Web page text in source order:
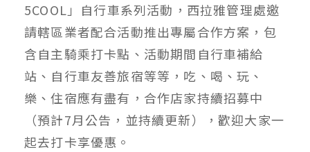
5COOL」自行車系列活動，西拉雅管理處邀
請轄區業者配合活動推出專屬合作方案，包
含自主騎乘打卡點、活動期間自行車補給
站、自行車友善旅宿等等，吃、喝、玩、
樂、住宿應有盡有，合作店家持續招募中
（預計7月公告，並持續更新），歡迎大家一
起去打卡享優惠。